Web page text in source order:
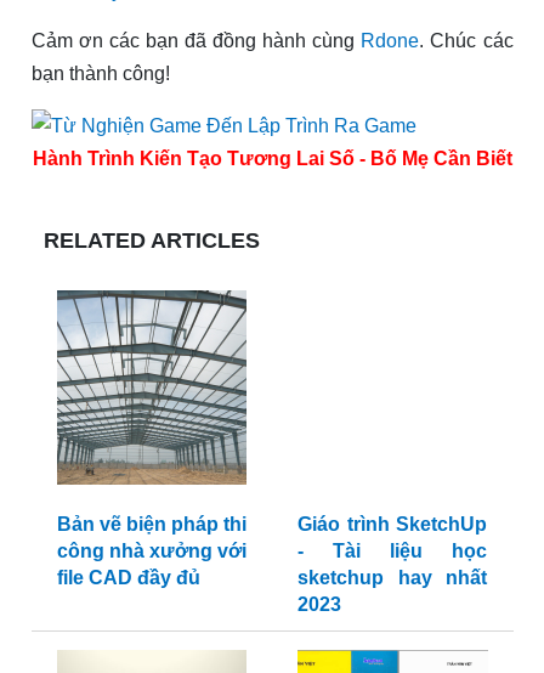
Cảm ơn các bạn đã đồng hành cùng Rdone. Chúc các
bạn thành công!
Hành Trình Kiến Tạo Tương Lai Số - Bố Mẹ Cần Biết
RELATED ARTICLES
Bản vẽ biện pháp thi
công nhà xưởng với
file CAD đầy đủ
Giáo trình SketchUp
- Tài liệu học
sketchup hay nhất
2023